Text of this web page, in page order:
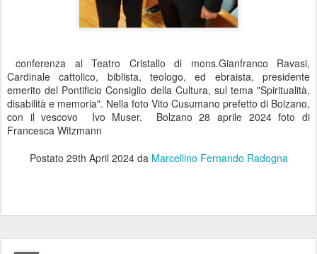
conferenza al Teatro Cristallo di mons.Gianfranco Ravasi,
Cardinale cattolico, biblista, teologo, ed ebraista, presidente
emerito del Pontificio Consiglio della Cultura, sul tema "Spiritualità,
disabilità e memoria". Nella foto Vito Cusumano prefetto di Bolzano,
con il vescovo Ivo Muser. Bolzano 28 aprile 2024 foto di
Francesca Witzmann
Postato 29th April 2024da Marcellino Fernando Radogna